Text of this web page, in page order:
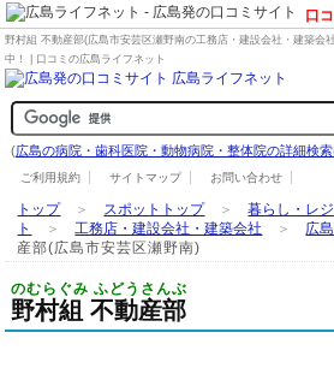
口
野村組 不動産部(広島市安芸区瀬野南の工務店・建設会社・建築会
中！ | 口コミの広島ライフネット
(広島の病院・歯科医院・動物病院・整体院の詳細検
ご利用規約 サイトマップ お問い合わせ
トップ＞ スポットトップ＞暮らし・レ
ト
＞工務店・建設会社・建築会社 ＞ 広
産部(広島市安芸区瀬野南)
のむらぐみ ふどうさんぶ
野村組 不動産部